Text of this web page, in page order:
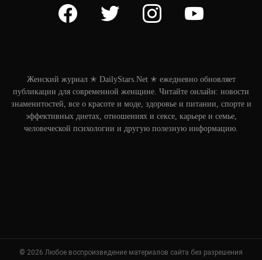
facebook twitter instagram
Женский журнал ✭ DailyStars.Net ✭ ежедневно обновляет
публикации для современной женщине. Читайте онлайн: новости
знаменитостей, все о красоте и моде, здоровье и питании, спорте и
эффективных диетах, отношениях и сексе, карьере и семье,
человеческой психологии и другую полезную информацию.
© 2026 Любое воспроизведение материалов сайта без разрешения